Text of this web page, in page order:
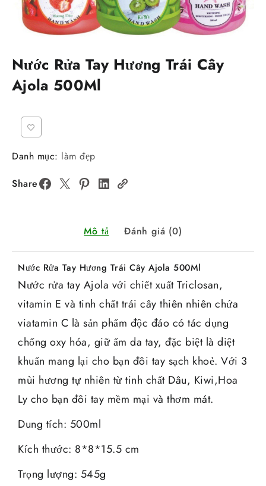
Nước Rửa Tay Hương Trái Cây
Ajola 500Ml
Danh mục: làm đẹp
Share
Mô tả Đánh giá (0)
Nước Rửa Tay Hương Trái Cây Ajola 500Ml
Nước rửa tay Ajola với chiết xuất Triclosan,
vitamin E và tinh chất trái cây thiên nhiên chứa
viatamin C là sản phẩm độc đáo có tác dụng
chống oxy hóa, giữ ẩm da tay, đặc biệt là diệt
khuẩn mang lại cho bạn đôi tay sạch khoẻ. Với 3
mùi hương tự nhiên từ tinh chất Dâu, Kiwi,Hoa
Ly cho bạn đôi tay mềm mại và thơm mát.
Dung tích: 500ml
Kích thước: 8*8*15.5 cm
Trọng lượng: 545g